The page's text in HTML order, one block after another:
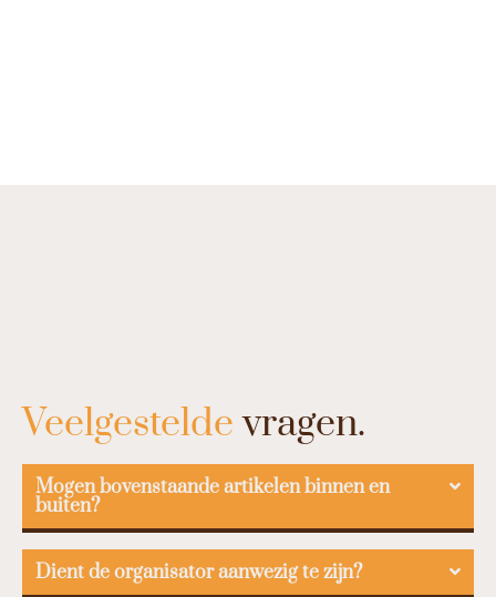
Veelgesteldevragen.
Mogen bovenstaande artikelen binnen en
buiten?
Dient de organisator aanwezig te zijn?